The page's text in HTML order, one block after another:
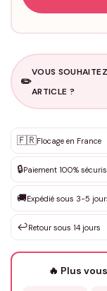
✏️
VOUS
ARTICLE ?
✨
DEVIS
Que souhaitez-
Votre texte / idée*
🇫🇷Flocage en France
🔒Paiement 100%
🚚Expédié sous 3-5
↩️Retour sous 14 jours
🔥 Plus